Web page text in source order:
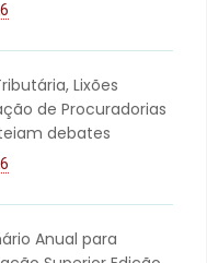
Lixões
de Procuradorias
debates
Anual para